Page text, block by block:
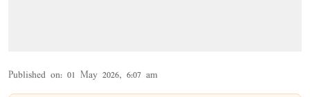
Published on: 01 May 2026, 6:07 am